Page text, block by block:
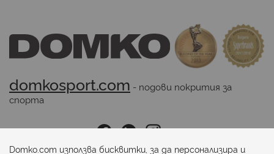
domkosport.com - подови покрития за
спорта
Последвайте ни:
Domko.com използва бисквитки, за да персонализира и